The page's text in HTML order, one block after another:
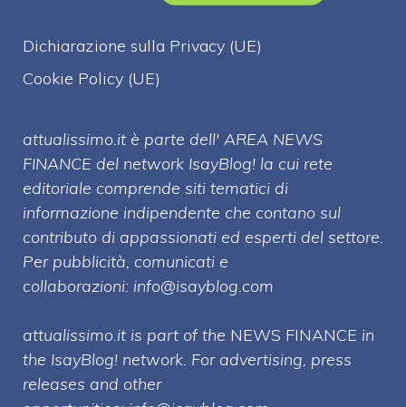
Dichiarazione sulla Privacy (UE)
Cookie Policy (UE)
attualissimo.it è parte dell' AREA NEWS
FINANCE del network IsayBlog! la cui rete
editoriale comprende siti tematici di
informazione indipendente che contano sul
contributo di appassionati ed esperti del settore.
Per pubblicità, comunicati e
collaborazioni: info@isayblog.com
attualissimo.it is part of the NEWS FINANCE in
the IsayBlog! network. For advertising, press
releases and other